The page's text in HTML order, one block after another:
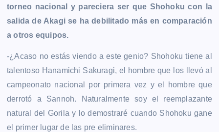
torneo nacional y pareciera ser que Shohoku con la
salida de Akagi se ha debilitado más en comparación
a otros equipos.
-¿Acaso no estás viendo a este genio? Shohoku tiene al
talentoso Hanamichi Sakuragi, el hombre que los llevó al
campeonato nacional por primera vez y el hombre que
derrotó a Sannoh. Naturalmente soy el reemplazante
natural del Gorila y lo demostraré cuando Shohoku gane
el primer lugar de las pre eliminares.